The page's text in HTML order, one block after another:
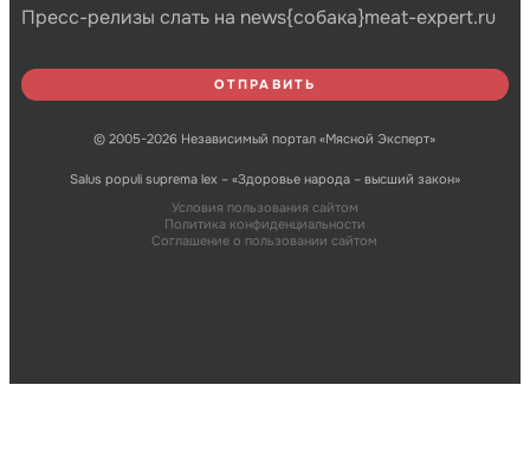
Пресс-релизы слать на news{собака}meat-expert.ru
© 2005-2026 Независимый портал «Мясной Эксперт»
Salus populi suprema lex – «Здоровье народа – высший закон»
Условия пользования сайтом
Политика конфиденциальности
Соглашение о пользовании сайтом